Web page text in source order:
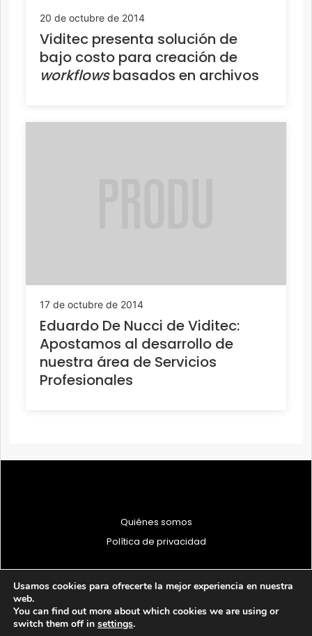
20 de octubre de 2014
Viditec presenta solución de
bajo costo para creación de
workflowsbasados en archivos
17 de octubre de 2014
Eduardo De Nucci de Viditec:
Apostamos al desarrollo de
nuestra área de Servicios
Profesionales
Quiénes somos
Política de privacidad
© 1997 - 2026 PRODU - Todos los derechos reservados
Usamos cookies para ofrecerte la mejor experiencia en nuestra
web.
You can find out more about which cookies we are using or
switch them off in settings.